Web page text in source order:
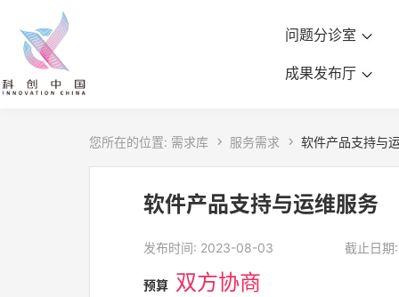
问题分诊室
成果发布厅
您所在的位置: 需求库  服务需求  软件产品支持与
软件产品支持与运维服务
发布时间: 2023-08-03 截止日
预算 双方协商